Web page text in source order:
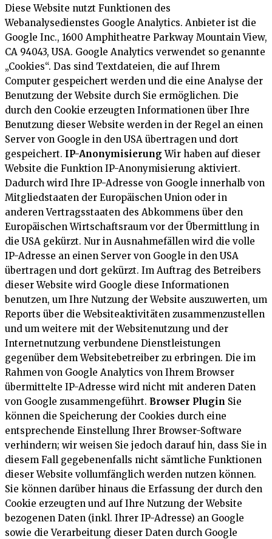
Diese Website nutzt Funktionen des
Webanalysedienstes Google Analytics. Anbieter ist die
Google Inc., 1600 Amphitheatre Parkway Mountain View,
CA 94043, USA. Google Analytics verwendet so genannte
„Cookies“. Das sind Textdateien, die auf Ihrem
Computer gespeichert werden und die eine Analyse der
Benutzung der Website durch Sie ermöglichen. Die
durch den Cookie erzeugten Informationen über Ihre
Benutzung dieser Website werden in der Regel an einen
Server von Google in den USA übertragen und dort
gespeichert. IP-Anonymisierung Wir haben auf dieser
Website die Funktion IP-Anonymisierung aktiviert.
Dadurch wird Ihre IP-Adresse von Google innerhalb von
Mitgliedstaaten der Europäischen Union oder in
anderen Vertragsstaaten des Abkommens über den
Europäischen Wirtschaftsraum vor der Übermittlung in
die USA gekürzt. Nur in Ausnahmefällen wird die volle
IP-Adresse an einen Server von Google in den USA
übertragen und dort gekürzt. Im Auftrag des Betreibers
dieser Website wird Google diese Informationen
benutzen, um Ihre Nutzung der Website auszuwerten, um
Reports über die Websiteaktivitäten zusammenzustellen
und um weitere mit der Websitenutzung und der
Internetnutzung verbundene Dienstleistungen
gegenüber dem Websitebetreiber zu erbringen. Die im
Rahmen von Google Analytics von Ihrem Browser
übermittelte IP-Adresse wird nicht mit anderen Daten
von Google zusammengeführt. Browser Plugin Sie
können die Speicherung der Cookies durch eine
entsprechende Einstellung Ihrer Browser-Software
verhindern; wir weisen Sie jedoch darauf hin, dass Sie in
diesem Fall gegebenenfalls nicht sämtliche Funktionen
dieser Website vollumfänglich werden nutzen können.
Sie können darüber hinaus die Erfassung der durch den
Cookie erzeugten und auf Ihre Nutzung der Website
bezogenen Daten (inkl. Ihrer IP-Adresse) an Google
sowie die Verarbeitung dieser Daten durch Google